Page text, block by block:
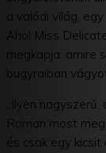
a valódi világ,
Ahol Miss
megkapja, amire
bugyraiban
„Ilyen
Roman most
és csak egy